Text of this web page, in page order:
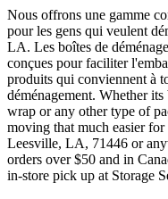
Nous offrons une gamme
pour les gens qui veulent
LA. Les boîtes de
conçues pour faciliter
produits qui conviennent à
déménagement. Whether
wrap or any other type of
moving that much easier
Leesville, LA, 71446 or
orders over $50 and in
in-store pick up at Storage